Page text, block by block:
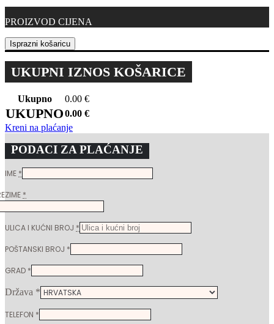
PROIZVOD CIJENA
Isprazni košaricu
UKUPNI IZNOS KOŠARICE
Ukupno 0.00 €
UKUPNO0.00 €
Kreni na plaćanje
PODACI ZA PLAĆANJE
IME *
*
ULICA I KUĆNI BROJ *
POŠTANSKI BROJ *
GRAD *
Država *
TELEFON *